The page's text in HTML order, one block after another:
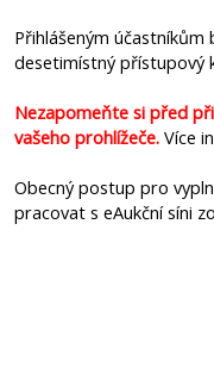
Přihlášeným
desetimístný přístupový
Nezapomeňte si před
vašeho prohlížeče. Více
Obecný postup pro
pracovat s eAukční síni